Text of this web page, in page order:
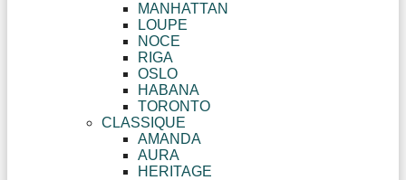
MANHATTAN
LOUPE
NOCE
RIGA
OSLO
HABANA
TORONTO
CLASSIQUE
AMANDA
AURA
HERITAGE